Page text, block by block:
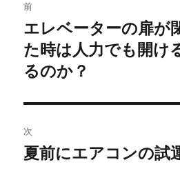
稿
ナ
ビ
ゲ
ー
前
前
の
投
エレベーターの扉が
た時は人力でも開け
るのか？
次
次
夏前にエアコンの試